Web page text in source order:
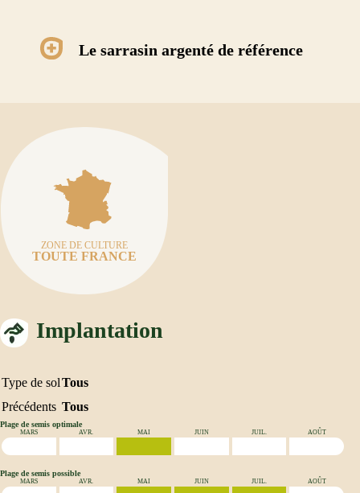
Le sarrasin argenté de référence
ZONE DE CULTURE
TOUTE FRANCE
Implantation
Type de solTous
Précédents Tous
Plage de semis optimale
MARS AVR. MAI JUIN JUIL. AOÛT
Plage de semis possible
MARS AVR. MAI JUIN JUIL. AOÛT